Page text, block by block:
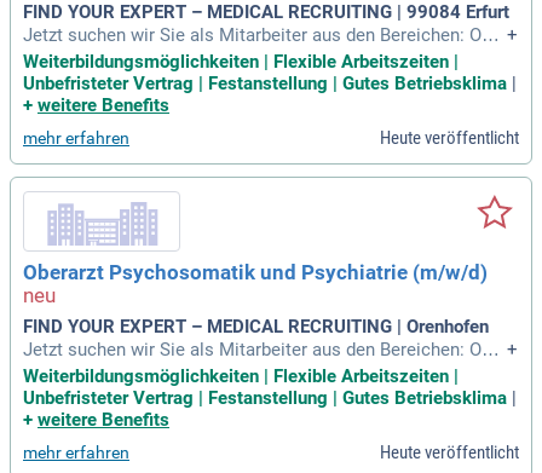
FIND YOUR EXPERT – MEDICAL RECRUITING | 99084 Erfurt
Jetzt suchen wir Sie als Mitarbeiter aus den Bereichen: Ober
arzt, Oberärztin, Leitender Arzt, Leitende Ärztin, Facharzt, Fa
chärztin, Mediziner, Rehabilitationspsychologie.
+
Weiterbildungsmöglichkeiten | Flexible Arbeitszeiten |
Unbefristeter Vertrag | Festanstellung | Gutes Betriebsklima |
+ weitere Benefits
mehr erfahren Heute veröffentlicht
Oberarzt Psychosomatik und Psychiatrie (m/w/d)
FIND YOUR EXPERT – MEDICAL RECRUITING | Orenhofen
Jetzt suchen wir Sie als Mitarbeiter aus den Bereichen: Ober
arzt, Oberärztin, Leitender Arzt, Leitende Ärztin, Facharzt, Fa
chärztin, Mediziner, Rehabilitationspsychologie.
+
Weiterbildungsmöglichkeiten | Flexible Arbeitszeiten |
Unbefristeter Vertrag | Festanstellung | Gutes Betriebsklima
+ weitere Benefits
mehr erfahren Heute veröffentlicht